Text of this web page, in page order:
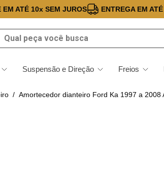
EM ATÉ 10x SEM JUROS ENTREGA EM
peça você busca
Suspensão e Direção Freios
Amortecedor dianteiro Ford Ka 1997 a 2008